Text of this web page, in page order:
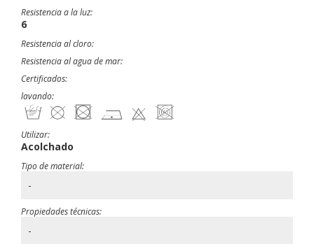
Resistencia a la luz:
6
Resistencia al cloro:
Resistencia al agua de mar:
Certificados:
lavando:
Utilizar:
Acolchado
Tipo de material:
-
Propiedades técnicas:
-